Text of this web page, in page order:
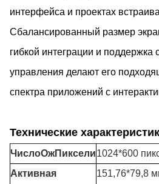
интерфейса и проектах
Сбалансированный размер
гибкой интеграции и поддержка
управления делают его
спектра приложений с
Технические
ЧислоОжП иксели1024*600
Активная
151,76*79,8